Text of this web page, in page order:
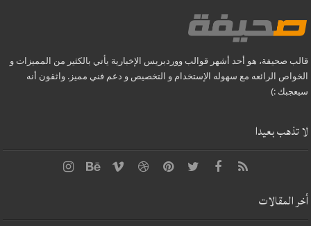
قالب صحيفة، هو أحد أشهر قوالب ووردبريس الإخبارية يأتي بالكثير من المميزات و
الخواص الرائعه مع سهوله الإستخدام و التخصيص و دعم فني مميز. واثقون أنه
سيعجبك :)
لا تذهب بعيدا
أخر المقالات